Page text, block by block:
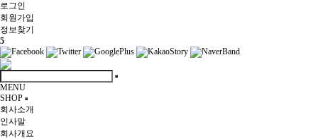
로그인
회원 가입
정보찾기
5
MENU
SHOP
회사소개
인사말
회사개요